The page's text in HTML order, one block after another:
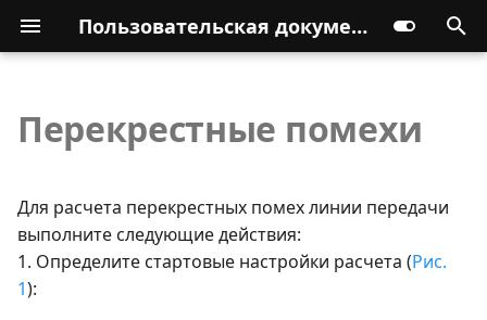
Пользовательская документация
Перекрестные помехи
Для расчета перекрестных помех линии передачи
выполните следующие действия:
1. Определите стартовые настройки расчета (Рис.
1):